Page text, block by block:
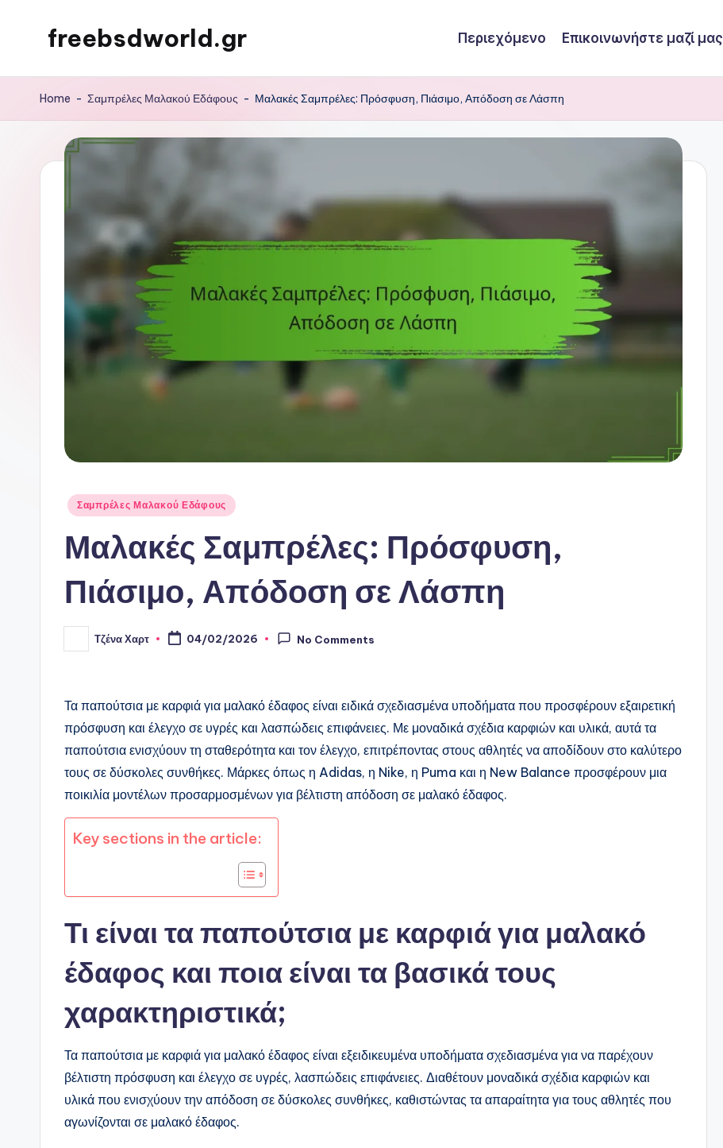
freebsdworld.gr Περιεχόμενο Επικοινωνήστε μαζί μας
Home - Σαμπρέλες Μαλακού Εδάφους - Μαλακές Σαμπρέλες: Πρόσφυση, Πιάσιμο, Απόδοση σε Λάσπη
Posted
Σαμπρέλες Μαλακού Εδάφους
Μαλακές Σαμπρέλες: Πρόσφυση,
Πιάσιμο, Απόδοση σε Λάσπη
Posted
by
Τζένα Χαρτ 04/02/2026 No Comments
Τα παπούτσια με καρφιά για μαλακό έδαφος είναι ειδικά σχεδιασμένα υποδήματα που προσφέρουν εξαιρετική
πρόσφυση και έλεγχο σε υγρές και λασπώδεις επιφάνειες. Με μοναδικά σχέδια καρφιών και υλικά, αυτά τα
παπούτσια ενισχύουν τη σταθερότητα και τον έλεγχο, επιτρέποντας στους αθλητές να αποδίδουν στο καλύτερο
τους σε δύσκολες συνθήκες. Μάρκες όπως η Adidas, η Nike, η Puma και η New Balance προσφέρουν μια
ποικιλία μοντέλων προσαρμοσμένων για βέλτιστη απόδοση σε μαλακό έδαφος.
Key sections in the article:
Τι είναι τα παπούτσια με καρφιά για μαλακό
έδαφος και ποια είναι τα βασικά τους
χαρακτηριστικά;
Τα παπούτσια με καρφιά για μαλακό έδαφος είναι εξειδικευμένα υποδήματα σχεδιασμένα για να παρέχουν
βέλτιστη πρόσφυση και έλεγχο σε υγρές, λασπώδεις επιφάνειες. Διαθέτουν μοναδικά σχέδια καρφιών και
υλικά που ενισχύουν την απόδοση σε δύσκολες συνθήκες, καθιστώντας τα απαραίτητα για τους αθλητές που
αγωνίζονται σε μαλακό έδαφος.